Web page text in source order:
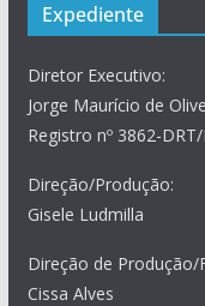
Expediente
Diretor Executivo:
Jorge Maurício de
Registro nº 3862-DRT/
Direção/Produção:
Gisele Ludmilla
Direção de Produção/
Cissa Alves